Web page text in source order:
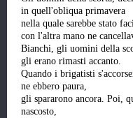
in quell'obliqua primavera
nella quale sarebbe stato
con l'altra mano ne
Bianchi, gli uomini della
gli erano rimasti accanto.
Quando i brigatisti
ne ebbero paura,
gli spararono ancora. Poi,
nascosto,